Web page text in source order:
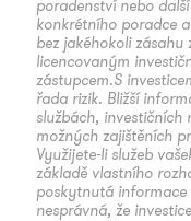
poradenství nebo
konkrétního poradce
bez jakéhokoli
licencovaným
zástupcem.S
řada rizik. Bližší
službách, investičních
možných zajištěních
Využijete-li služeb
základě vlastního
poskytnutá informace
nesprávná, že